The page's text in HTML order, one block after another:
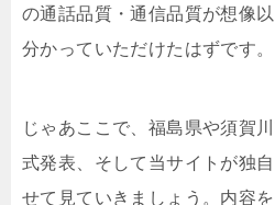
の通話品質・通信品質が想像
分かっていただけたはずです。
じゃあここで、福島県や須賀
式発表、そして当サイトが独
せて見ていきましょう。内容